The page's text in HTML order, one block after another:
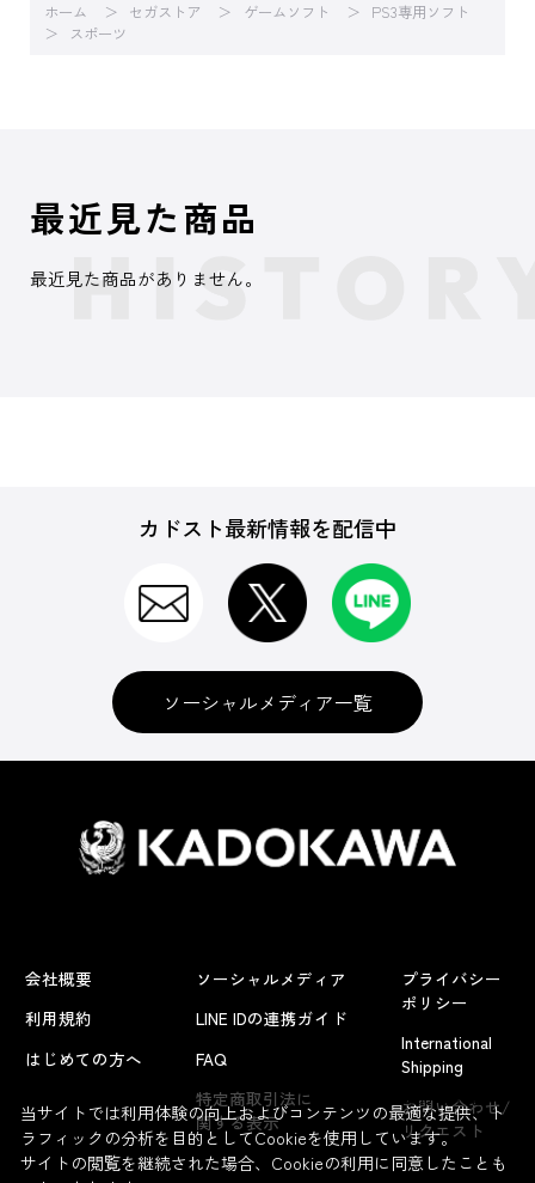
ホーム セガストア ゲームソフト
PS3専用ソフト
スポーツ
よくあるお問い合わせ
最近見た商品
最近見た商品がありません。
カドスト最新情報を配信中
ソーシャルメディア一覧
会社概要
利用規約
はじめての方へ
ソーシャルメディア
LINE IDの連携ガイド
FAQ
特定商取引法に
関する表示
プライバシー
ポリシー
International
Shipping
お問い合わせ/
リクエスト
当サイトでは利用体験の向上およびコンテンツの最適な提供、ト
ラフィックの分析を目的としてCookieを使用しています。
サイトの閲覧を継続された場合、Cookieの利用に同意したことも